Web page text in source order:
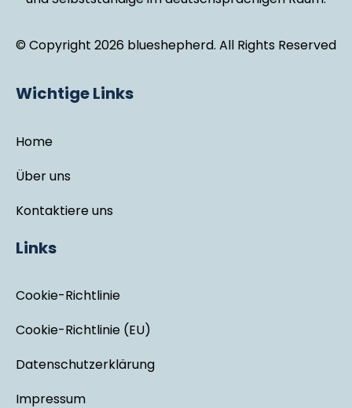
© Copyright 2026 blueshepherd. All Rights Reserved
Wichtige Links
Home
Über uns
Kontaktiere uns
Links
Cookie-Richtlinie
Cookie-Richtlinie (EU)
Datenschutzerklärung
Impressum